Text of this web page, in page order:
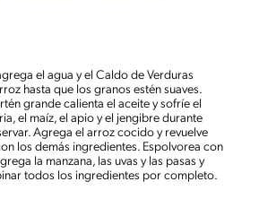
el agua y el Caldo de Verduras
hasta que los granos estén suaves.
grande calienta el aceite y sofríe el
el maíz, el apio y el jengibre durante
Agrega el arroz cocido y revuelve
los demás ingredientes. Espolvorea con
la manzana, las uvas y las pasas y
todos los ingredientes por completo.